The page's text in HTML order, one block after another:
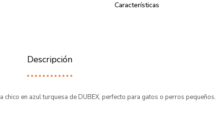
Características
Descripción
en azul turquesa de DUBEX, perfecto para gatos o perros pequeños.